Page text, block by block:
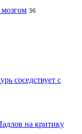
36
соседствует с
на критику